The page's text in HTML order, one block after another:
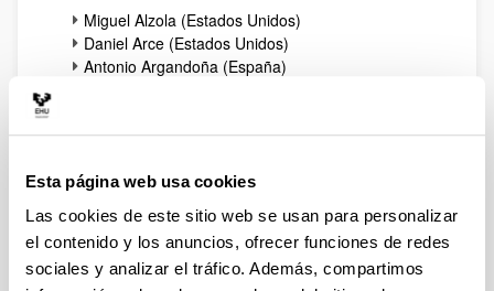
Esta página web usa cookies
Las cookies de este sitio web se usan para personalizar
el contenido y los anuncios, ofrecer funciones de redes
sociales y analizar el tráfico. Además, compartimos
Miguel Alzola (Estados Unidos)
Daniel Arce (Estados Unidos)
Antonio Argandoña (España)
Boudewijn de Bruin (Holanda)
Chris Cowton (Inglaterra)
Paul Dembinski (Suiza)
Ed Freeman (Estados Unidos)
Patxi Ibañez (España)
Eric Lamarque (Francia)